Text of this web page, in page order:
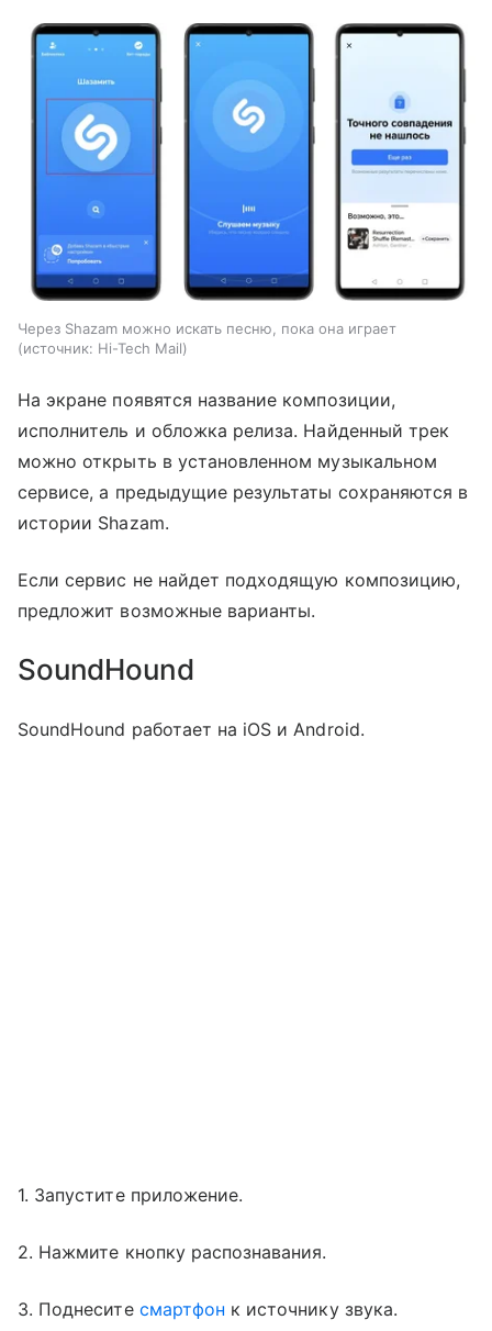
Через Shazam можно искать песню, пока она играет
источник: Hi-Tech Mail
На экране появятся название композиции,
исполнитель и обложка релиза. Найденный трек
можно открыть в установленном музыкальном
сервисе, а предыдущие результаты сохраняются в
истории Shazam.
Если сервис не найдет подходящую композицию,
предложит возможные варианты.
SoundHound
SoundHound работает на iOS и Android.
1. Запустите приложение.
2. Нажмите кнопку распознавания.
3. Поднесите смартфон к источнику звука.